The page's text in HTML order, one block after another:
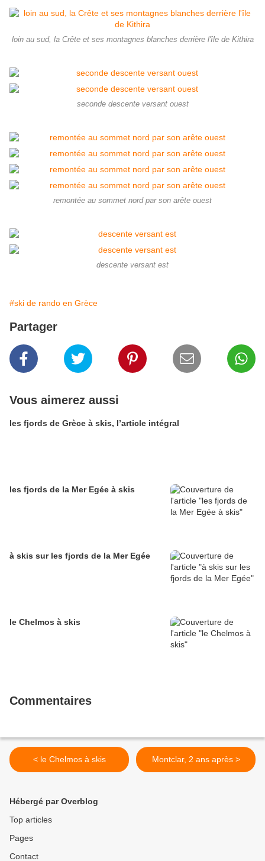
loin au sud, la Crête et ses montagnes blanches derrière l'île de Kithira
seconde descente versant ouest
remontée au sommet nord par son arête ouest
descente versant est
#ski de rando en Grèce
Partager
Vous aimerez aussi
les fjords de Grèce à skis, l’article intégral
les fjords de la Mer Egée à skis
à skis sur les fjords de la Mer Egée
le Chelmos à skis
Commentaires
< le Chelmos à skis Montclar, 2 ans après >
Hébergé par Overblog
Top articles
Pages
Contact